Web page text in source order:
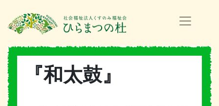
『和太鼓』